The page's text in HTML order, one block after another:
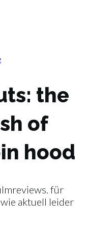
the
of
hood
für
aktuell leider